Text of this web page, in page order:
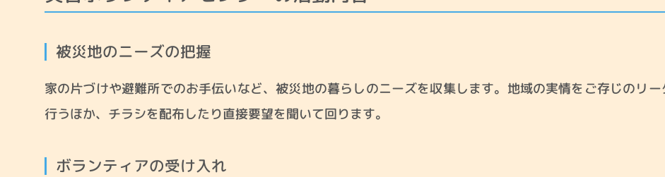
被災地のニーズの把握
家の片づけや避難所でのお手伝いなど、被災地の暮らしのニーズを収集します。地域の実情をご存じのリ
行うほか、チラシを配布したり直接要望を聞いて回ります。
ボランティアの受け入れ